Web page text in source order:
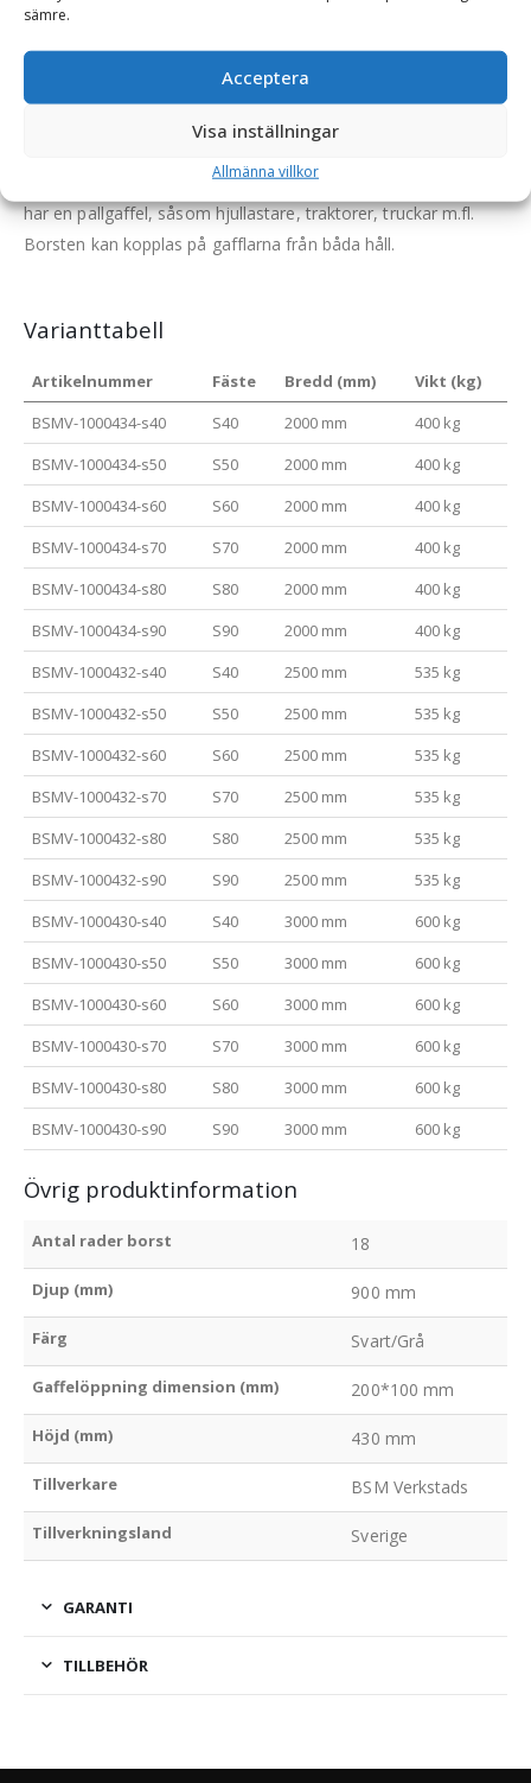
sämre.
Acceptera
Visa inställningar
Allmänna villkor
Borsten kan användas till att hantera metall- & industriavfall,
plast, papper, glas, trä m.m.
grävmaskin men kan också användas till alla maskiner som
har en pallgaffel, såsom hjullastare, traktorer, truckar m.fl.
Borsten kan kopplas på gafflarna från båda håll.
Varianttabell
Artikelnummer Fäste Bredd (mm)
Vikt (kg)
BSMV-1000434-s40
S40 2000 mm
400 kg
BSMV-1000434-s50
S50 2000 mm
400 kg
BSMV-1000434-s60
S60 2000 mm
400 kg
BSMV-1000434-s70
S70 2000 mm
400 kg
BSMV-1000434-s80
S80 2000 mm
400 kg
BSMV-1000434-s90
S90 2000 mm
400 kg
BSMV-1000432-s40
S40 2500 mm
535 kg
BSMV-1000432-s50
S50 2500 mm
535 kg
BSMV-1000432-s60
S60 2500 mm
535 kg
BSMV-1000432-s70
S70 2500 mm
535 kg
BSMV-1000432-s80
S80 2500 mm
535 kg
BSMV-1000432-s90
S90 2500 mm
535 kg
BSMV-1000430-s40
S40 3000 mm
600 kg
BSMV-1000430-s50
S50 3000 mm
600 kg
BSMV-1000430-s60
S60 3000 mm
600 kg
BSMV-1000430-s70
S70 3000 mm
600 kg
BSMV-1000430-s80
S80 3000 mm
600 kg
BSMV-1000430-s90
S90 3000 mm 600 kg
Övrig produktinformation
Antal rader borst 18
Djup (mm) 900 mm
Färg Svart/Grå
Gaffelöppning dimension (mm) 200*100 mm
Höjd (mm) 430 mm
Tillverkare BSM Verkstads
Tillverkningsland Sverige
GARANTI
TILLBEHÖR